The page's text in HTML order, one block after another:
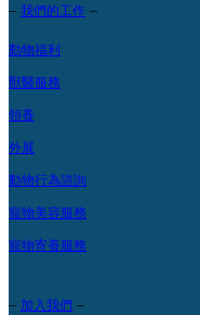
– 我們的工作 –
動物福利
獸醫服務
領養
外展
動物行為諮詢
寵物美容服務
寵物寄養服務
– 加入我們 –